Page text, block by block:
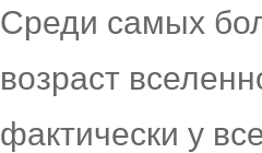
Среди самых
возраст
фактически у